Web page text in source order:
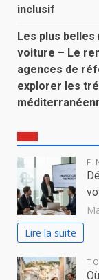
inclusif
Les plus
voiture – Le
agences de
explorer les
Lire la suite